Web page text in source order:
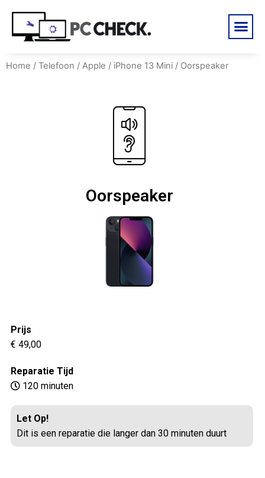
Home / Telefoon / Apple / iPhone 13 Mini / Oorspeaker
Oorspeaker
Prijs
€ 49,00
Reparatie Tijd
120 minuten
Let Op!
Dit is een reparatie die langer dan 30 minuten duurt